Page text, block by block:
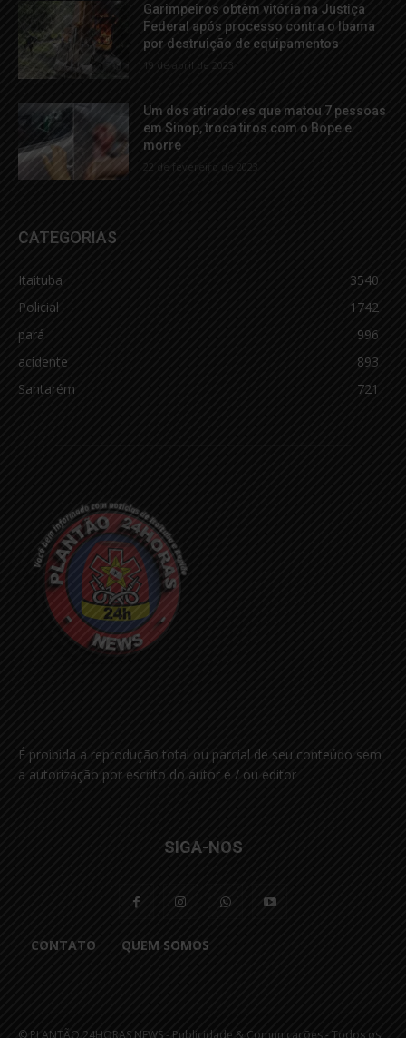
Garimpeiros obtêm vitória na Justiça
Federal após processo contra o Ibama
por destruição de equipamentos
19 de abril de 2023
Um dos atiradores que matou 7 pessoas
em Sinop, troca tiros com o Bope e
morre
22 de fevereiro de 2023
CATEGORIAS
Itaituba
3540
Policial
1742
pará
996
acidente
893
Santarém
721
É proibida a reprodução total ou parcial de seu conteúdo sem
a autorização por escrito do autor e / ou editor
SIGA-NOS
CONTATO QUEM SOMOS